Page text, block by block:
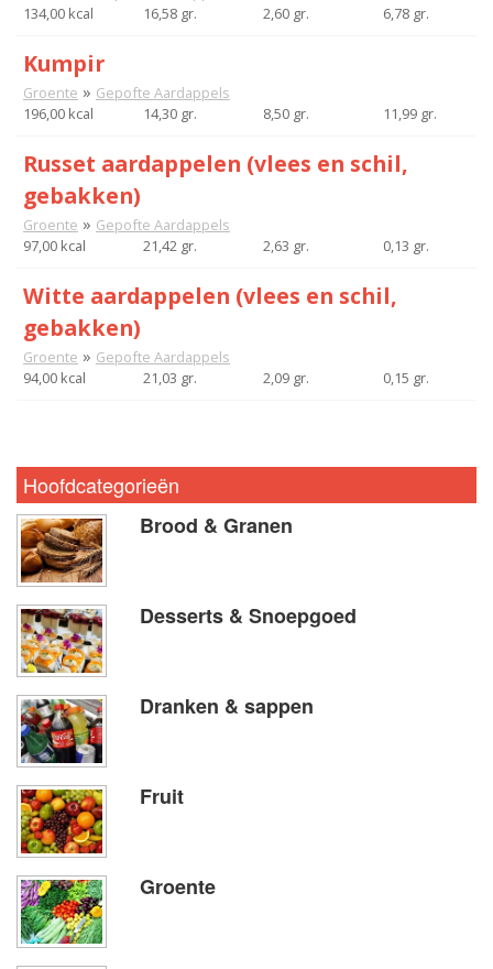
134,00 kcal
16,58 gr. 2,60 gr. 6,78 gr.
Kumpir
Groente » Gepofte Aardappels
196,00 kcal
14,30 gr. 8,50 gr. 11,99 gr.
Russet aardappelen (vlees en schil,
gebakken)
Groente » Gepofte Aardappels
97,00 kcal
21,42 gr. 2,63 gr. 0,13 gr.
Witte aardappelen (vlees en schil,
gebakken)
Groente » Gepofte Aardappels
94,00 kcal
21,03 gr. 2,09 gr. 0,15 gr.
Hoofdcategorieën
Brood & Granen
Desserts & Snoepgoed
Dranken & sappen
Fruit
Groente